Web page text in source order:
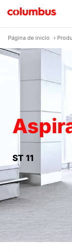
content
Página de inicio ›
ST 11